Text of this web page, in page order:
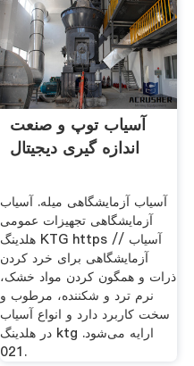
آسیاب توپ و صنعت
اندازه گیری دیجیتال
آسیاب آزمایشگاهی میله. آسیاب
آزمایشگاهی تجهیزات عمومی
هلدینگ KTG https // آسیاب
آزمایشگاهی برای خرد کردن
ذرات و همگون کردن مواد خشک،
نرم ترد و شکننده، مرطوب و
سخت کاربرد دارد و انواع آسیاب
در هلدینگ ktg ارایه می‌شود.
021.